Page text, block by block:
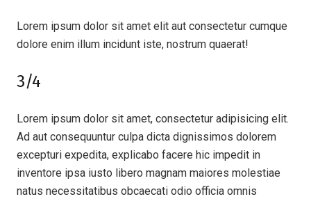
Lorem ipsum dolor sit amet elit aut consectetur cumque
dolore enim illum incidunt iste, nostrum quaerat!
3/4
Lorem ipsum dolor sit amet, consectetur adipisicing elit.
Ad aut consequuntur culpa dicta dignissimos dolorem
excepturi expedita, explicabo facere hic impedit in
inventore ipsa iusto libero magnam maiores molestiae
natus necessitatibus obcaecati odio officia omnis